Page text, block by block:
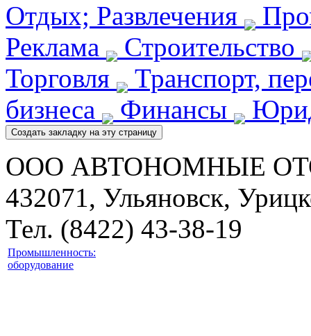
Отдых; Развлечения
Реклама
Строительство
Торговля
Транспорт,
бизнеса
Финансы
ООО АВТОНОМНЫЕ
432071, Ульяновск,
Тел. (8422) 43-38-19
Промышленность:
оборудование